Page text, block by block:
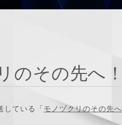
のその先へ！
している「モノヅクリのその先へ